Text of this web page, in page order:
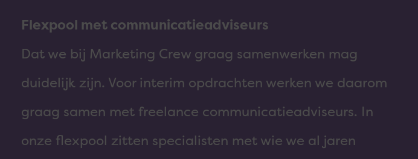
Flexpool met communicatieadviseurs
Dat we bij Marketing Crew graag samenwerken mag
duidelijk zijn. Voor interim opdrachten werken we daarom
graag samen met freelance communicatieadviseurs. In
onze flexpool zitten specialisten met wie we al jaren